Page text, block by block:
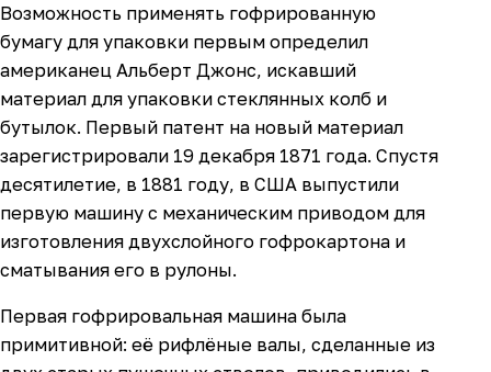
Возможность применять гофрированную
бумагу для упаковки первым определил
американец Альберт Джонс, искавший
материал для упаковки стеклянных колб и
бутылок. Первый патент на новый материал
зарегистрировали 19 декабря 1871 года. Спустя
десятилетие, в 1881 году, в США выпустили
первую машину с механическим приводом для
изготовления двухслойного гофрокартона и
сматывания его в рулоны.
Первая гофрировальная машина была
примитивной: её рифлёные валы, сделанные из